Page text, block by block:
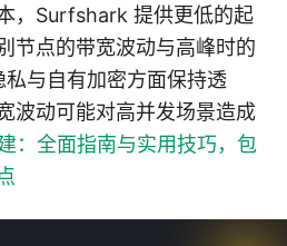
，Surfshark 提供更低的起
节点的带宽波动与高峰时的
与自有加密方面保持透
波动可能对高并发场景造成
：全面指南与实用技巧，包